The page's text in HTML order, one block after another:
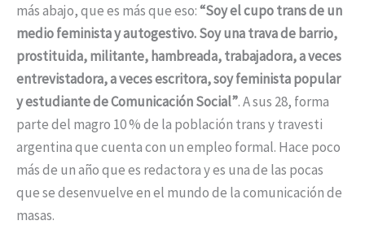
más abajo, que es más que eso:“Soy el cupo trans de un
medio feminista y autogestivo. Soy una trava de barrio,
prostituida, militante, hambreada, trabajadora, a veces
entrevistadora, a veces escritora, soy feminista popular
y estudiante de Comunicación Social”. A sus 28, forma
parte del magro 10 % de la población trans y travesti
argentina que cuenta con un empleo formal. Hace poco
más de un año que es redactora y es una de las pocas
que se desenvuelve en el mundo de la comunicación de
masas.